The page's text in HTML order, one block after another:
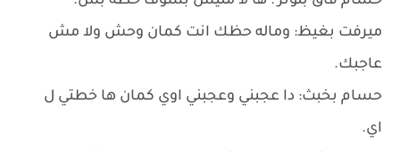
ميرفت بغيظ: وماله حظك انت كمان وحش ولا مش
عاجبك.
حسام بخبث: دا عجبني وعجبني اوي كمان ها خطتي ل
اي.